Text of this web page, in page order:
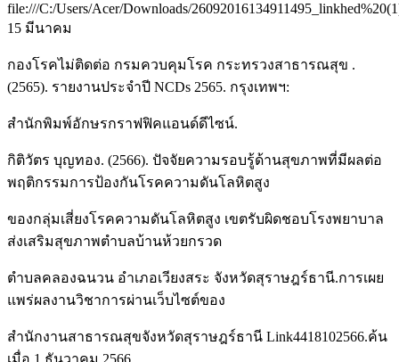
file:///C:/Users/Acer/Downloads/
15 มีนาคม
กองโรคไม่ติดต่อ กรมควบคุมโรค กระทรวงสาธารณสุข .
(2565). รายงานประจำปี NCDs 2565. กรุงเทพฯ:
สำนักพิมพ์อักษรกราฟฟิคแอนด์ดีไซน์.
กิติวัตร บุญทอง. (2566). ปัจจัยความรอบรู้ด้านสุขภาพที่มีผลต่อ
พฤติกรรมการป้องกันโรคความดันโลหิตสูง
ของกลุ่มเสี่ยงโรคความดันโลหิตสูง เขตรับผิดชอบโรงพยาบาล
ส่งเสริมสุขภาพตำบลบ้านห้วยกรวด
ตำบลคลองฉนวน อำเภอเวียงสระ จังหวัดสุราษฎร์ธานี.การเผย
แพร่ผลงานวิชาการผ่านเว็บไซต์ของ
สำนักงานสาธารณสุขจังหวัดสุราษฎร์ธานี Link4418102566.ค้น